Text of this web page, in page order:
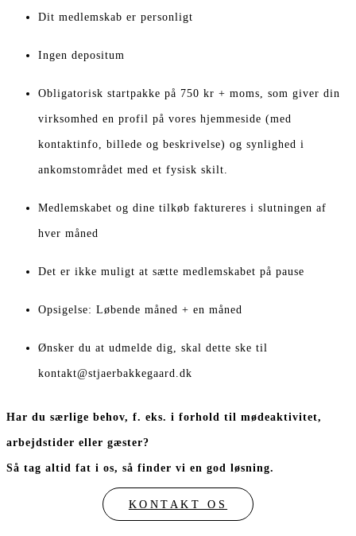
Dit medlemskab er personligt
Ingen depositum
Obligatorisk startpakke på 750 kr + moms, som giver din
virksomhed en profil på vores hjemmeside (med
kontaktinfo, billede og beskrivelse) og synlighed i
ankomstområdet med et fysisk skilt.
Medlemskabet og dine tilkøb faktureres i slutningen af
hver måned
Det er ikke muligt at sætte medlemskabet på pause
Opsigelse: Løbende måned + en måned
Ønsker du at udmelde dig, skal dette ske til
kontakt@stjaerbakkegaard.dk
Har du særlige behov, f. eks. i forhold til mødeaktivitet,
arbejdstider eller gæster?
Så tag altid fat i os, så finder vi en god løsning.
KONTAKT OS